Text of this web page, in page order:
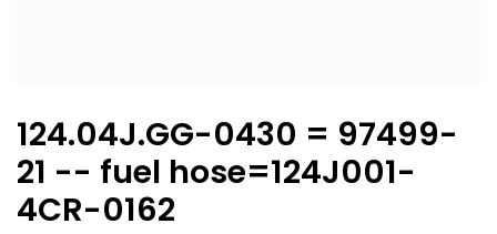
124.04J.GG-0430 = 97499-
21 -- fuel hose=124J001-
4CR-0162